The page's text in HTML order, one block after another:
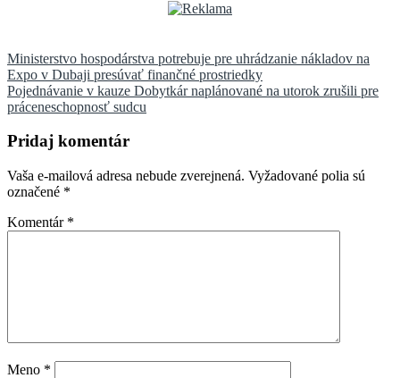
Navigácia
v
článku
Ministerstvo hospodárstva potrebuje pre uhrádzanie nákladov na
Expo v Dubaji presúvať finančné prostriedky
Pojednávanie v kauze Dobytkár naplánované na utorok zrušili pre
práceneschopnosť sudcu
Pridaj komentár
Vaša e-mailová adresa nebude zverejnená. Vyžadované polia sú
označené *
Komentár *
Meno *